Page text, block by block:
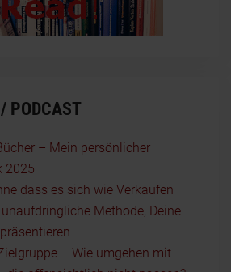
PODCAST
– Mein persönlicher
2025
dass es sich wie Verkaufen
Methode, Deine
– Wie umgehen mit